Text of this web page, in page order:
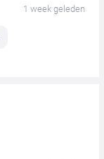
1 week geleden